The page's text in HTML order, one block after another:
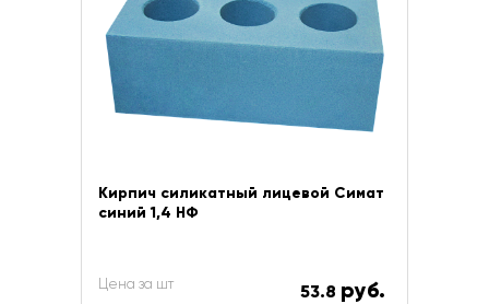
Кирпич силикатный лицевой Симат
синий 1,4 НФ
Цена за шт 53.8 руб.